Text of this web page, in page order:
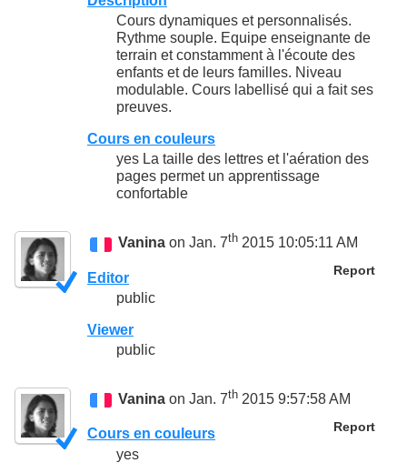
Cours dynamiques et personnalisés.
Rythme souple. Equipe enseignante de
terrain et constamment à l'écoute des
enfants et de leurs familles. Niveau
modulable. Cours labellisé qui a fait ses
preuves.
Cours en couleurs
yes La taille des lettres et l'aération des
pages permet un apprentissage
confortable
Vanina on Jan. 7th 2015 10:05:11 AM
Report
Editor
public
Viewer
public
Vanina on Jan. 7th 2015 9:57:58 AM
Report
Cours en couleurs
yes